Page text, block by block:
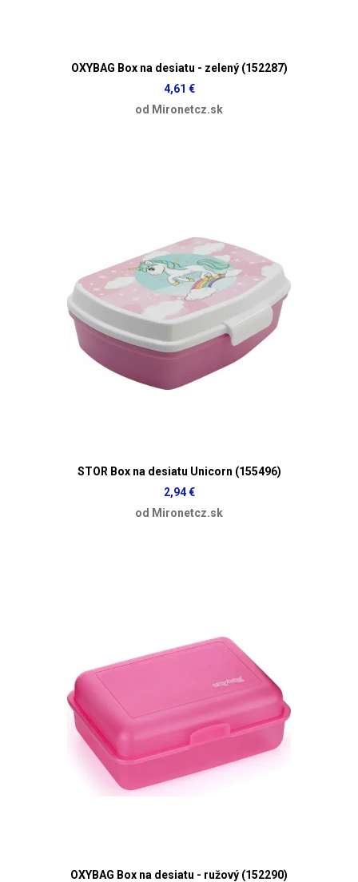
OXYBAG Box na desiatu - zelený (152287)
4,61 €
od Mironetcz.sk
STOR Box na desiatu Unicorn (155496)
2,94 €
od Mironetcz.sk
OXYBAG Box na desiatu - ružový (152290)